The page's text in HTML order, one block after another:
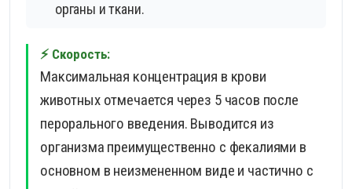
органы и ткани.
⚡ Скорость:
Максимальная концентрация в крови
животных отмечается через 5 часов после
перорального введения. Выводится из
организма преимущественно с фекалиями в
основном в неизмененном виде и частично с